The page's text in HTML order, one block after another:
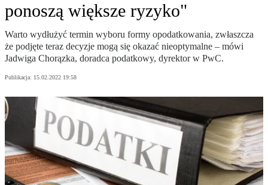
ponoszą większe ryzyko"
Warto wydłużyć termin wyboru formy opodatkowania, zwłaszcza
że podjęte teraz decyzje mogą się okazać nieoptymalne – mówi
Jadwiga Chorązka, doradca podatkowy, dyrektor w PwC.
Publikacja: 15.02.2022 19:58